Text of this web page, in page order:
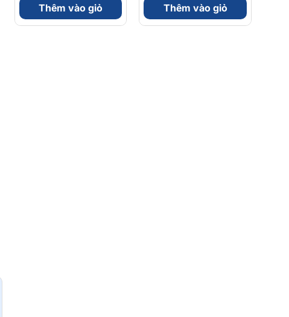
240 Viên - Chính
Ngạch Mỹ, Xuất VAT
Thêm vào giỏ
Magnesium
Bisglycinate 200mg
Thêm vào giỏ